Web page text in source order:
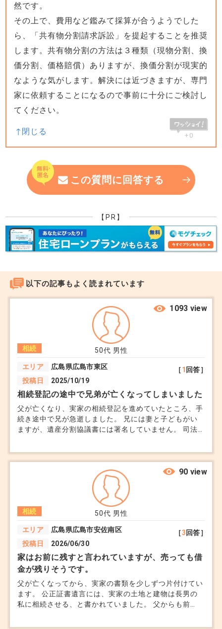
然です。
その上で、費用など鑑みて採算が合うようでした
ら、「共有物分割請求訴訟」を提起することを推奨
します。共有物分割の方法は３種類（現物分割、換
価分割、価格賠償）ありますが、換価分割が現実的
なような気がします。解決には近づきますが、専門
家に依頼することになるので事前に十分にご検討し
てください。
+0
この質問に回答する
【PR】
以下の記事もよく読まれています
50代 男性
相続
エリア
広島県広島市東区
投稿日
2025/10/19
［1 回答］
1093 view
相続登記の途中で兄弟が亡くなってしまいました
父が亡くなり、実家の相続登記を進めていたところ、手
続き途中で兄が急逝しました。 兄には妻と子どもがい
ますが、遺産分割協議書には署名していません。 司法
次相続が発生した場合、登記手続きは一度止めるしかな
50代 男性
相続
エリア
広島県広島市安佐南区
投稿日
2026/06/30
［3回答］
90 view
家はお前に残すと言われていますが、売っても借
金が残りそうです。
父が亡くなってから、実家の書類を少しずつ片付けてい
ます。 公正証書遺言には、実家の土地と建物は長男の
私に相続させる、と書かれていました。 父からも前
言われたことがあります。 なので最初は、父なりに私